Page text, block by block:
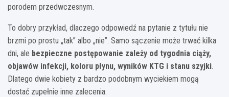
porodem przedwczesnym.
To dobry przykład, dlaczego odpowiedź na pytanie z tytułu nie
brzmi po prostu „tak” albo „nie”. Samo sączenie może trwać kilka
dni, ale bezpieczne postępowanie zależy od tygodnia ciąży,
objawów infekcji, koloru płynu, wyników KTG i stanu szyjki.
Dlatego dwie kobiety z bardzo podobnym wyciekiem mogą
dostać zupełnie inne zalecenia.